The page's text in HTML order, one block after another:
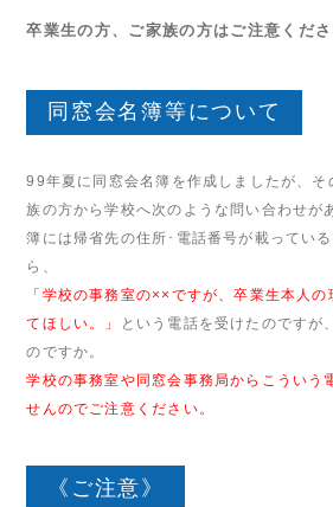
卒業生の方、ご家族の方はご注意くださ
同窓会名簿等について
99年夏に同窓会名簿を作成しましたが、そ
族の方から学校へ次のような問い合わせが
簿には帰省先の住所･電話番号が載ってい
ら、
「学校の事務室の××ですが、卒業生本人の
てほしい。」
という電話を受けたのですが
のですか。
学校の事務室や同窓会事務局からこういう
せんのでご注意ください。
《ご注意》